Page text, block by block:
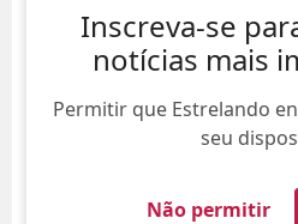
Inscreva-se
notícias mais
Permitir que Estrelando
seu
Não permitir